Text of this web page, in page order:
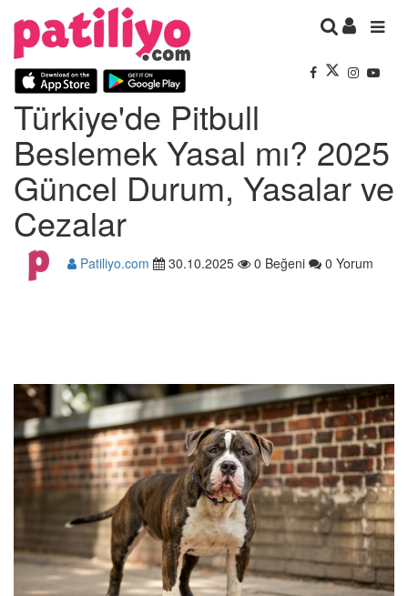
Türkiye'de Pitbull
Beslemek Yasal mı? 2025
Güncel Durum, Yasalar ve
Cezalar
Patiliyo.com 30.10.2025 0 Beğeni 0 Yorum